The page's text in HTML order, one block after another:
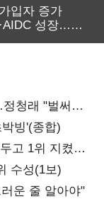
가입자 증가
·AIDC 성장…
청래 "벌써
빙'(종합)
고 1위 지켰다
수성(1보)
운 줄 알아야"